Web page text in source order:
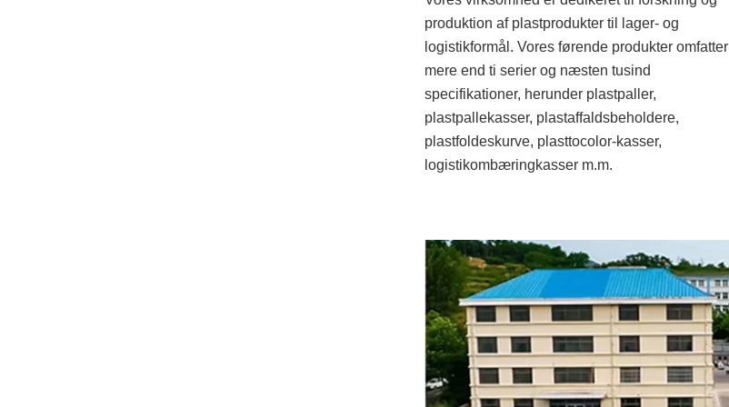
produktion af plastprodukter til lager- og
logistikformål. Vores førende produkter omfatter
mere end ti serier og næsten tusind
specifikationer, herunder plastpaller,
plastpallekasser, plastaffaldsbeholdere,
plastfoldeskurve, plasttocolor-kasser,
logistikombæringkasser m.m.